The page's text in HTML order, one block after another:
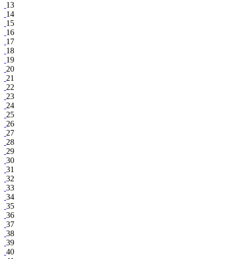
13
14
15
16
17
18
19
20
21
22
23
24
25
26
27
28
29
30
31
32
33
34
35
36
37
38
39
40